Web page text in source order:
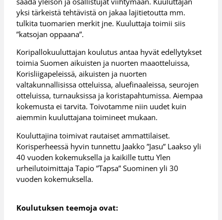
yksi tärkeistä tehtävistä on jakaa lajitietoutta mm.
tulkita tuomarien merkit jne. Kuuluttaja toimii siis
”katsojan oppaana”.
Koripallokuuluttajan koulutus antaa hyvät edellytykset
toimia Suomen aikuisten ja nuorten maaotteluissa,
Korisliigapeleissä, aikuisten ja nuorten
valtakunnallisissa otteluissa, aluefinaaleissa, seurojen
otteluissa, turnauksissa ja koristapahtumissa. Aiempaa
kokemusta ei tarvita. Toivotamme niin uudet kuin
aiemmin kuuluttajana toimineet mukaan.
Kouluttajina toimivat rautaiset ammattilaiset.
Korisperheessä hyvin tunnettu Jaakko ”Jasu” Laakso yli
40 vuoden kokemuksella ja kaikille tuttu Ylen
urheilutoimittaja Tapio ”Tapsa” Suominen yli 30
vuoden kokemuksella.
Koulutuksen teemoja ovat: